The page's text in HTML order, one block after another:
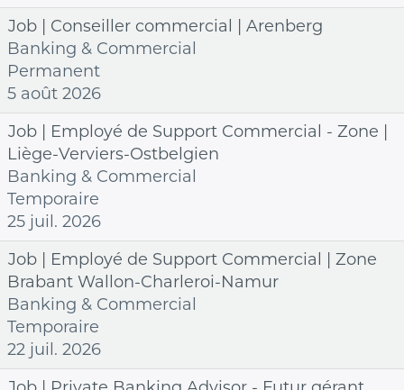
Job | Conseiller commercial | Arenberg
Banking & Commercial
Permanent
5 août 2026
Job | Employé de Support Commercial - Zone |
Liège-Verviers-Ostbelgien
Banking & Commercial
Temporaire
25 juil. 2026
Job | Employé de Support Commercial | Zone
Brabant Wallon-Charleroi-Namur
Banking & Commercial
Temporaire
22 juil. 2026